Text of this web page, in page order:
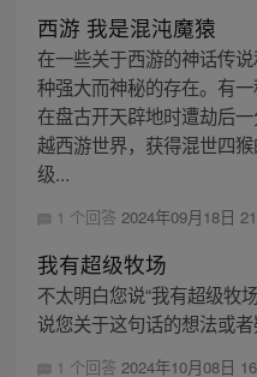
西游 我是混沌魔猿
在一些关于西游的神话传
种强大而神秘的存在。有
在盘古开天辟地时遭劫后
越西游世界，获得混世四
级...
1 个回答 2024年09月18日
我有超级牧场
不太明白您说“我有超级牧
说您关于这句话的想法或者
1 个回答 2024年10月08日